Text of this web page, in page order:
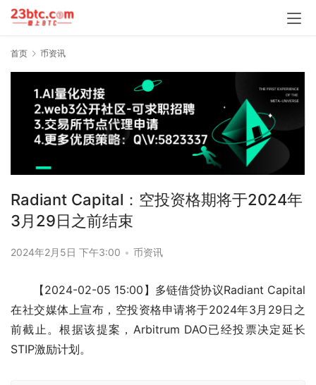
首页 币资讯
Radiant Capital：空投资格期将于2024年
3月29日之前结束
2024年2月5日 下午3:00 • 币资讯
【2024-02-05 15:00】多链借贷协议Radiant Capital
在社交媒体上宣布，空投资格申请将于2024年3月29日之
前截止。根据该提案，Arbitrum DAO已经投票决定延长
STIP激励计划。